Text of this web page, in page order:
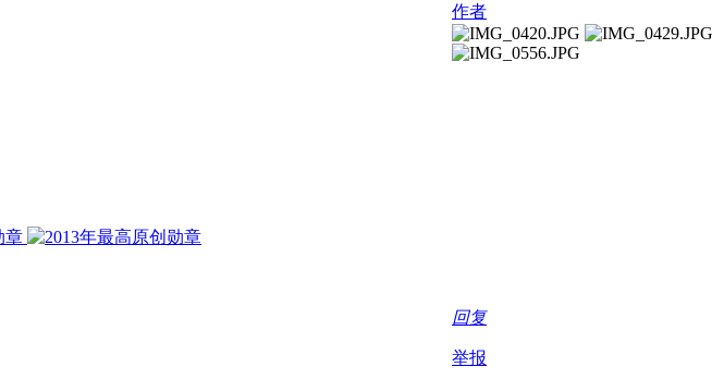
作者
回复
举报